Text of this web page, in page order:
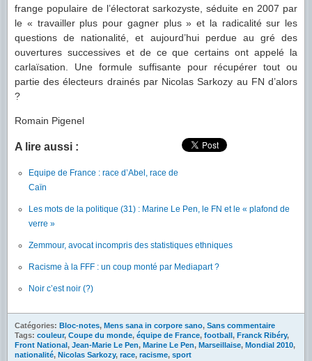
frange populaire de l’électorat sarkozyste, séduite en 2007 par
le « travailler plus pour gagner plus » et la radicalité sur les
questions de nationalité, et aujourd’hui perdue au gré des
ouvertures successives et de ce que certains ont appelé la
carlaïsation. Une formule suffisante pour récupérer tout ou
partie des électeurs drainés par Nicolas Sarkozy au FN d’alors
?
Romain Pigenel
A lire aussi :
Equipe de France : race d’Abel, race de
Caïn
Les mots de la politique (31) : Marine Le Pen, le FN et le « plafond de
verre »
Zemmour, avocat incompris des statistiques ethniques
Racisme à la FFF : un coup monté par Mediapart ?
Noir c’est noir (?)
Catégories: Bloc-notes, Mens sana in corpore sano, Sans commentaire
Tags: couleur, Coupe du monde, équipe de France, football, Franck Ribéry,
Front National, Jean-Marie Le Pen, Marine Le Pen, Marseillaise, Mondial 2010,
nationalité, Nicolas Sarkozy, race, racisme, sport